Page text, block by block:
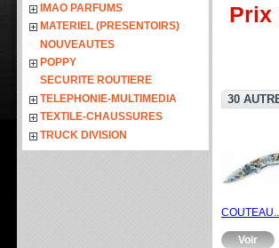
IMAO PARFUMS
MATERIEL (PRESENTOIRS)
NOUVEAUTES
POPPY
SECURITE ROUTIERE
TELEPHONIE-MULTIMEDIA
TEXTILE-CHAUSSURES
TRUCK DIVISION
Prix
30
Voir